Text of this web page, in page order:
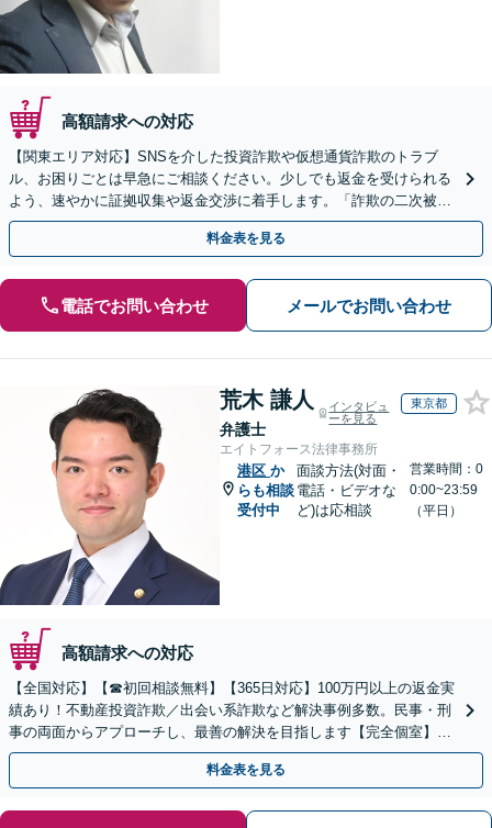
高額請求への対応
【関東エリア対応】SNSを介した投資詐欺や仮想通貨詐欺のトラブ
ル、お困りごとは早急にご相談ください。少しでも返金を受けられる
よう、速やかに証拠収集や返金交渉に着手します。「詐欺の二次被
害」のご相談も対応します【初回相談無料】【Web相談可】
料金表を見る
電話でお問い合わせ メールでお問い合わせ
荒木 謙人
弁護士
インタビュ
ーを見る
東京都
エイトフォース法律事務所
港区 か
らも相談
受付中
面談方法(対面・
電話・ビデオな
ど)は応相談
営業時間：0
0:00~23:59
（平日）
高額請求への対応
【全国対応】【☎︎初回相談無料】【365日対応】100万円以上の返金実
績あり！不動産投資詐欺／出会い系詐欺など解決事例多数。民事・刑
事の両面からアプローチし、最善の解決を目指します【完全個室】
【代々木駅3分】
料金表を見る